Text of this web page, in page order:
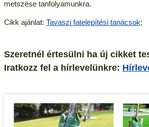
metszése tanfolyamunkra.
Cikk ajánlat: Tavaszi fatelepítési tanácsok;
Szeretnél értesülni ha új cikket
Iratkozz fel a hírlevelünkre: